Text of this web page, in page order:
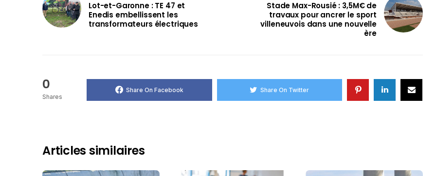
Lot-et-Garonne : TE 47 et
Enedis embellissent les
transformateurs électriques
Stade Max-Rousié : 3,5M€ de
travaux pour ancrer le sport
villeneuvois dans une nouvelle
ère
0
Shares
Share On Facebook Share On Twitter
Articles similaires